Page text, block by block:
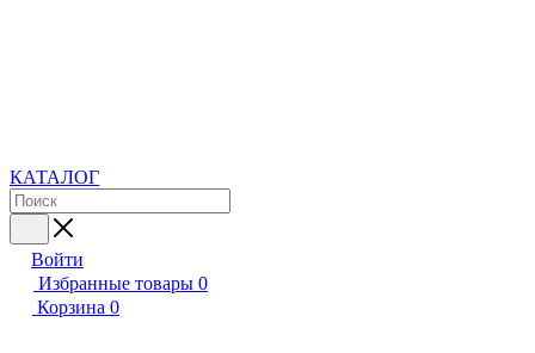
КАТАЛОГ
Войти
Избранные товары 0
Корзина 0